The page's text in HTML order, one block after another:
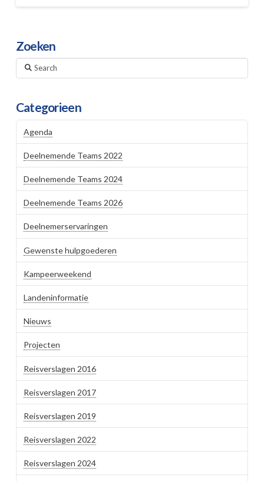
Zoeken
Search
Categorieen
Agenda
Deelnemende Teams 2022
Deelnemende Teams 2024
Deelnemende Teams 2026
Deelnemerservaringen
Gewenste hulpgoederen
Kampeerweekend
Landeninformatie
Nieuws
Projecten
Reisverslagen 2016
Reisverslagen 2017
Reisverslagen 2019
Reisverslagen 2022
Reisverslagen 2024